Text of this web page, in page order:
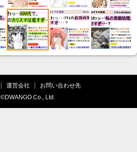
運営会社
お問い合わせ先
©DWANGO Co., Ltd.